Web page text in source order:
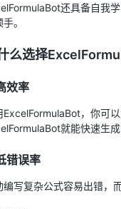
还具备自我
。
么选择
效率
ExcelFormulaBot，你可
就能快速生成
错误率
编写复杂公式容易出错，